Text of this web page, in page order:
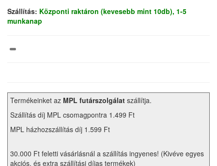
Szállítás: Központi raktáron (kevesebb mint 10db), 1-5
munkanap
Termékeinket az MPL futárszolgálat szállítja.
Szállítás díj MPL csomagpontra 1.499 Ft
MPL házhozszállítás díj 1.599 Ft
30.000 Ft feletti vásárlásnál a szállítás ingyenes! (Kivéve egyes
akciós, és extra szállítási díjas termékek)